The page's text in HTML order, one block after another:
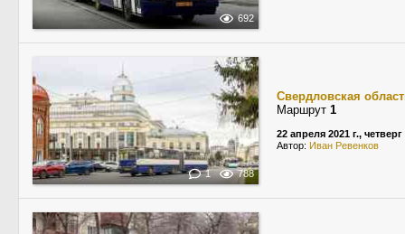
692
1 788
Свердловская
Маршрут 1
22 апреля 2021 г., четверг
Автор: Иван Ревенков